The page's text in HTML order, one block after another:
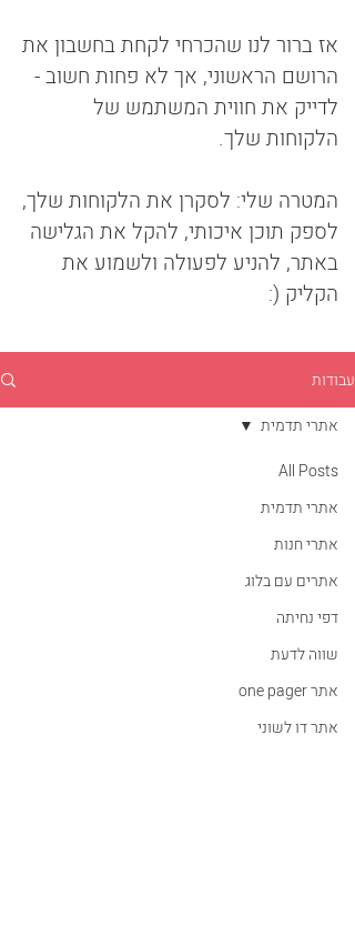
אז ברור לנו שהכרחי לקחת בחשבון את
הרושם הראשוני, אך לא פחות חשוב -
לדייק את חווית המשתמש של
הלקוחות שלך.
המטרה שלי: לסקרן את הלקוחות שלך,
לספק תוכן איכותי, להקל את הגלישה
באתר, להניע לפעולה ולשמוע את
הקליק (:
עבודות
All Posts
אתרי תדמית
אתרי חנות
אתרים עם בלוג
דפי נחיתה
שווה לדעת
אתר one pager
אתר דו לשוני
אתרי תדמית